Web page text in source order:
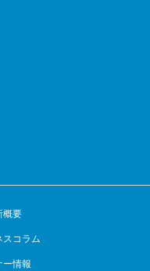
概要
スコラム
ー情報